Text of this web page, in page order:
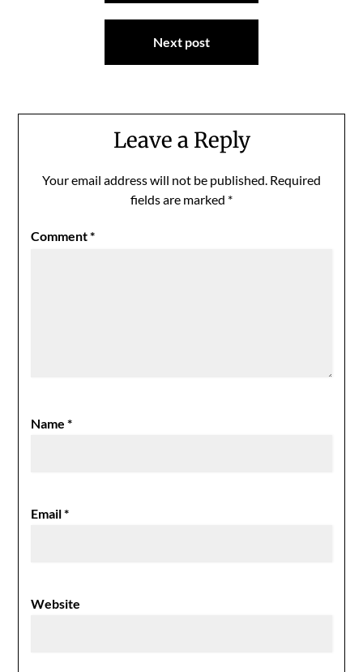
Next post
Leave a Reply
Your email address will not be published. Required
fields are marked *
Comment*
Name*
Email*
Website